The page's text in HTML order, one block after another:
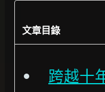
文章目錄
跨越十